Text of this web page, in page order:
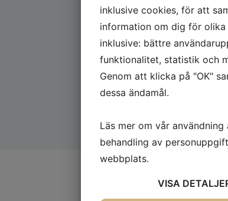
inklusive cookies, för att
information om dig för olika
inklusive: bättre
funktionalitet, statistik och
Genom att klicka på "OK"
dessa ändamål.
Läs mer om vår
behandling av
webbplats.
VISA